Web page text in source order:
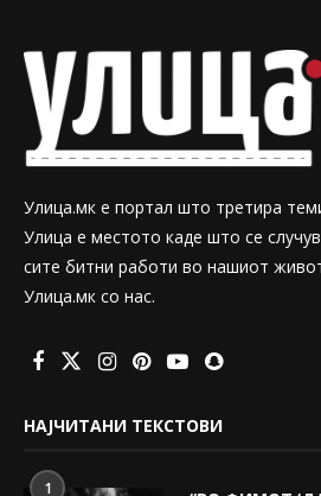
Улица.мк е портал што третира
Улица е местото каде што се
сите битни работи во нашиот
Улица.мк со нас.
НАЈЧИТАНИ ТЕКСТОВИ
1